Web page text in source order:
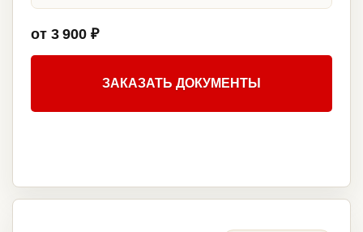
от 3 900 ₽
ЗАКАЗАТЬ ДОКУМЕНТЫ